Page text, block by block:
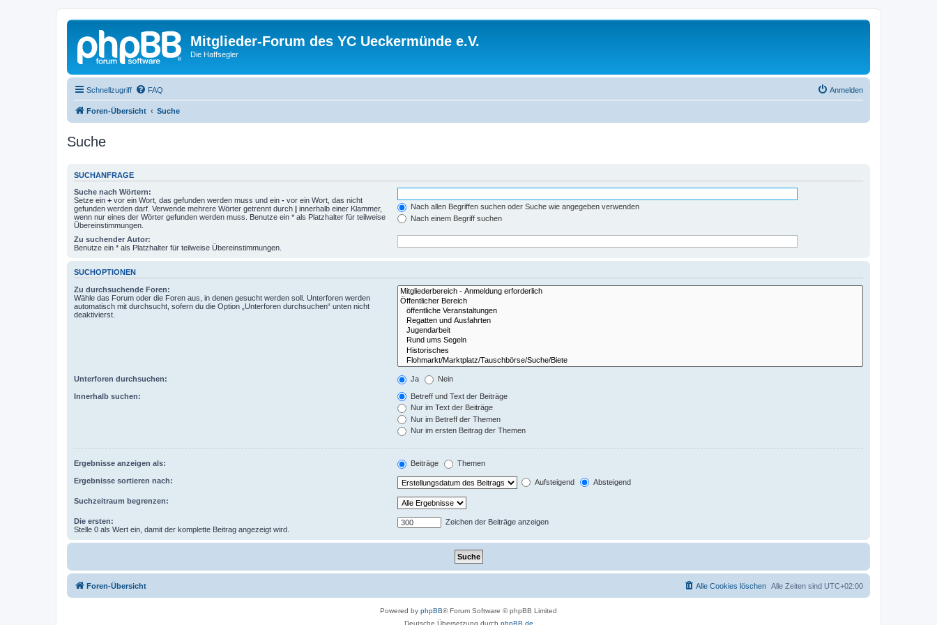
Mitglieder-Forum des YC Ueckermünde e.V.
Die Haffsegler
Schnellzugriff FAQ Anmelden
Foren-Übersicht Suche
Suche
SUCHANFRAGE
Suche nach Wörtern:
Setze ein + vor ein Wort, das gefunden werden muss und ein - vor ein Wort, das nicht
gefunden werden darf. Verwende mehrere Wörter getrennt durch | innerhalb einer Klammer,
wenn nur eines der Wörter gefunden werden muss. Benutze ein * als Platzhalter für teilweise
Übereinstimmungen.
Nach allen Begriffen suchen oder Suche wie angegeben verwenden
Nach einem Begriff suchen
Zu suchender Autor:
Benutze ein * als Platzhalter für teilweise Übereinstimmungen.
SUCHOPTIONEN
Zu durchsuchende Foren:
Wähle das Forum oder die Foren aus, in denen gesucht werden soll. Unterforen werden
automatisch mit durchsucht, sofern du die Option „Unterforen durchsuchen“ unten nicht
deaktivierst.
Unterforen durchsuchen: Ja Nein
Innerhalb suchen:
Betreff und Text der Beiträge
Nur im Text der Beiträge
Nur im Betreff der Themen
Nur im ersten Beitrag der Themen
Ergebnisse anzeigen als: Beiträge Themen
Ergebnisse sortieren nach: Aufsteigend Absteigend
Suchzeitraum begrenzen:
Die ersten:
Stelle 0 als Wert ein, damit der komplette Beitrag angezeigt wird.
Zeichen der Beiträge anzeigen
Foren-Übersicht Alle Zeiten sind UTC+02:00
Alle Cookies löschen
Powered by phpBB® Forum Software © phpBB Limited
Deutsche Übersetzung durch phpBB.de